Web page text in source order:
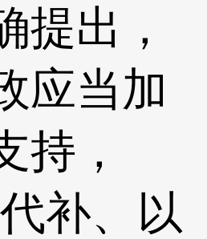
提出，
应当加
持，
补、以